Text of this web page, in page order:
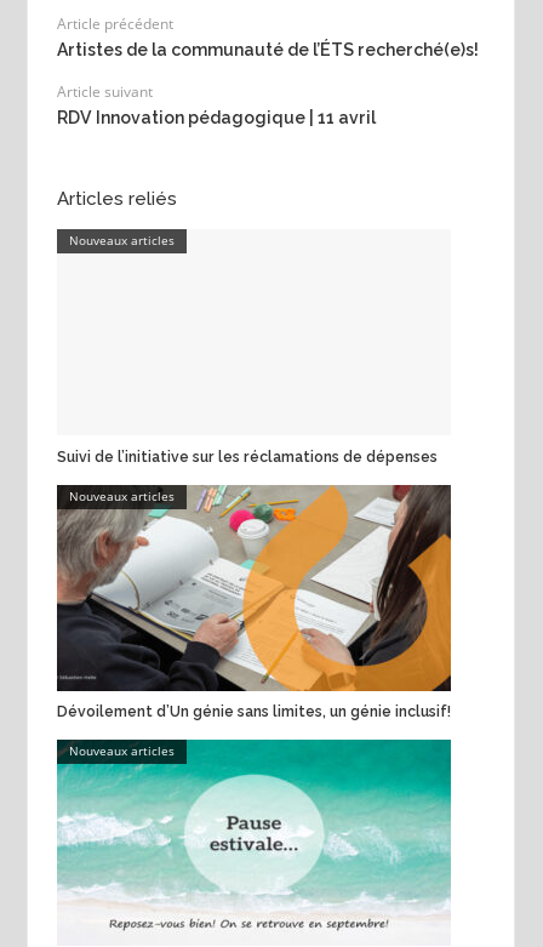
Article précédent
Artistes de la communauté de l’ÉTS recherché(e)s!
Article suivant
RDV Innovation pédagogique | 11 avril
Articles reliés
Nouveaux articles
Suivi de l’initiative sur les réclamations de dépenses
Nouveaux articles
Dévoilement d’Un génie sans limites, un génie inclusif!
Nouveaux articles